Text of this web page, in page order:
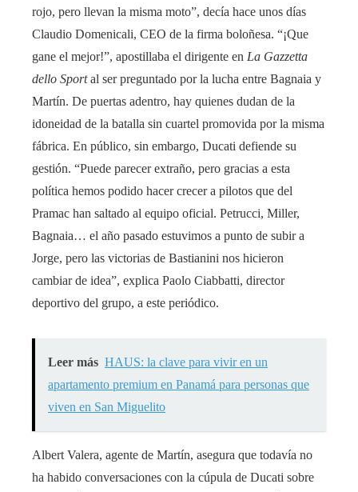
rojo, pero llevan la misma moto”, decía hace unos días
Claudio Domenicali, CEO de la firma boloñesa. “¡Que
gane el mejor!”, apostillaba el dirigente en La Gazzetta
dello Sportal ser preguntado por la lucha entre Bagnaia y
Martín. De puertas adentro, hay quienes dudan de la
idoneidad de la batalla sin cuartel promovida por la misma
fábrica. En público, sin embargo, Ducati defiende su
gestión. “Puede parecer extraño, pero gracias a esta
política hemos podido hacer crecer a pilotos que del
Pramac han saltado al equipo oficial. Petrucci, Miller,
Bagnaia… el año pasado estuvimos a punto de subir a
Jorge, pero las victorias de Bastianini nos hicieron
cambiar de idea”, explica Paolo Ciabbatti, director
deportivo del grupo, a este periódico.
Leer más HAUS: la clave para vivir en un
apartamento premium en Panamá para personas que
viven en San Miguelito
Albert Valera, agente de Martín, asegura que todavía no
ha habido conversaciones con la cúpula de Ducati sobre